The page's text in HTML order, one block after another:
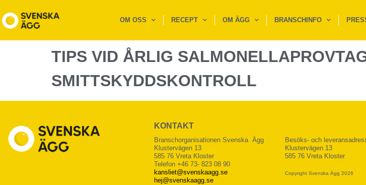
OM OSS RECEPT OM ÄGG BRANSCHINFO
TIPS VID ÅRLIG
SMITTSKYDDSKONTROLL
KONTAKT
Branschorganisationen Svenska Ägg
Klustervägen 13
585 76 Vreta Kloster
Telefon +46 73- 823 08 90
kansliet@svenskaagg.se
hej@svenskaagg.se
Besöks- och
Klustervägen 13
585 76 Vreta Kloster
Copyright Svenska Ägg 2026